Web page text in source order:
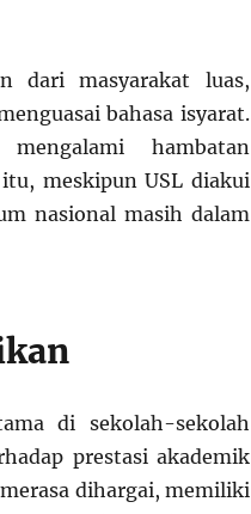
dari masyarakat luas,
bahasa isyarat.
hambatan
meskipun USL diakui
nasional masih dalam
di sekolah-sekolah
prestasi akademik
dihargai, memiliki